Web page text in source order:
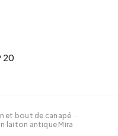
20
et bout de canapé ·
laiton antique Mira